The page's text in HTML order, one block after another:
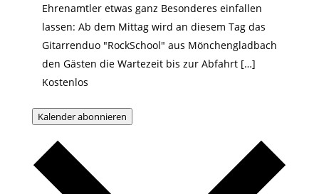
Ehrenamtler etwas ganz Besonderes einfallen
lassen: Ab dem Mittag wird an diesem Tag das
Gitarrenduo "RockSchool" aus Mönchengladbach
den Gästen die Wartezeit bis zur Abfahrt […]
Kostenlos
Kalender abonnieren